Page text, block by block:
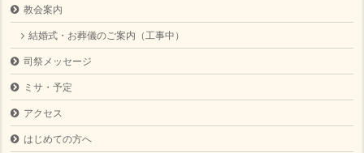
教会案内
結婚式・お葬儀のご案内（工事中）
司祭メッセージ
ミサ・予定
アクセス
はじめての方へ